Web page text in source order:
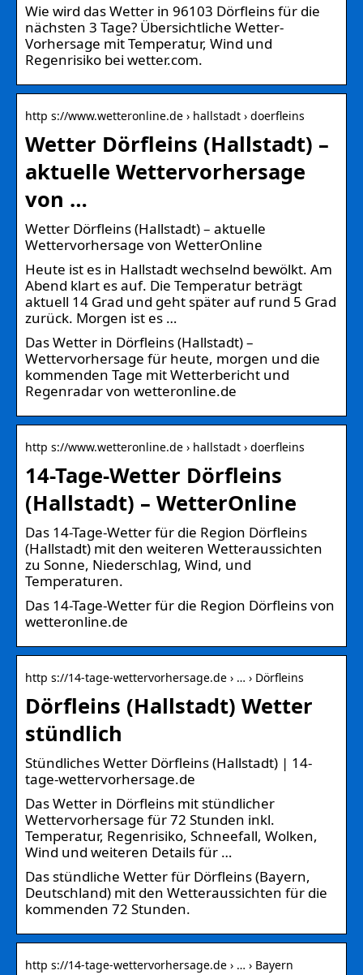
Wie wird das Wetter in 96103 Dörfleins für die
nächsten 3 Tage? Übersichtliche Wetter-
Vorhersage mit Temperatur, Wind und
Regenrisiko bei wetter.com.
http s://www.wetteronline.de › hallstadt › doerfleins
Wetter Dörfleins (Hallstadt) –
aktuelle Wettervorhersage
von …
Wetter Dörfleins (Hallstadt) – aktuelle
Wettervorhersage von WetterOnline
Heute ist es in Hallstadt wechselnd bewölkt. Am
Abend klart es auf. Die Temperatur beträgt
aktuell 14 Grad und geht später auf rund 5 Grad
zurück. Morgen ist es …
Das Wetter in Dörfleins (Hallstadt) –
Wettervorhersage für heute, morgen und die
kommenden Tage mit Wetterbericht und
Regenradar von wetteronline.de
http s://www.wetteronline.de › hallstadt › doerfleins
14-Tage-Wetter Dörfleins
(Hallstadt) – WetterOnline
Das 14-Tage-Wetter für die Region Dörfleins
(Hallstadt) mit den weiteren Wetteraussichten
zu Sonne, Niederschlag, Wind, und
Temperaturen.
Das 14-Tage-Wetter für die Region Dörfleins von
wetteronline.de
http s://14-tage-wettervorhersage.de › … › Dörfleins
Dörfleins (Hallstadt) Wetter
stündlich
Stündliches Wetter Dörfleins (Hallstadt) | 14-
tage-wettervorhersage.de
Das Wetter in Dörfleins mit stündlicher
Wettervorhersage für 72 Stunden inkl.
Temperatur, Regenrisiko, Schneefall, Wolken,
Wind und weiteren Details für …
Das stündliche Wetter für Dörfleins (Bayern,
Deutschland) mit den Wetteraussichten für die
kommenden 72 Stunden.
http s://14-tage-wettervorhersage.de › … › Bayern